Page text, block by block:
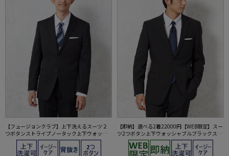
【フュージョンクラブ】上下洗えるスーツ２
つボタンストライプノータック上下ウォッシ
ャブル通年ポリエステル100%
【即納】選べる2着22000円【WEB限定】スー
ツ2つボタン上下ウォッシャブルブラックスト
ライプ